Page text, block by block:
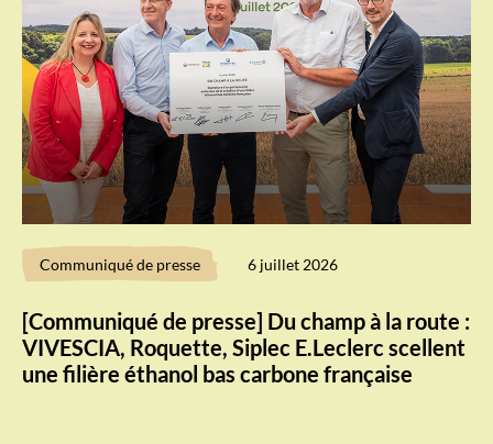
Communiqué de presse 6 juillet 2026
[Communiqué de presse] Du champ à la route :
VIVESCIA, Roquette, Siplec E.Leclerc scellent
une filière éthanol bas carbone française